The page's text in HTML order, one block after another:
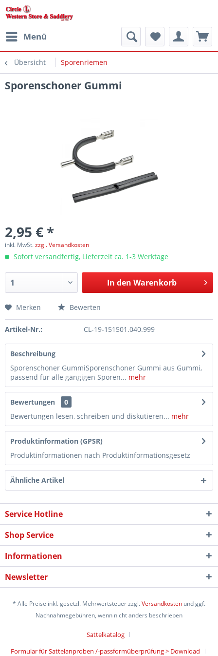
Menü
Übersicht Sporenriemen
Sporenschoner Gummi
2,95 € *
inkl. MwSt.zzgl. Versandkosten
Sofort versandfertig, Lieferzeit ca. 1-3 Werktage
In den Warenkorb
Merken Bewerten
Artikel-Nr.: CL-19-151501.040.999
Beschreibung
Sporenschoner GummiSporenschoner Gummi aus Gummi,
passend für alle gängigen Sporen... mehr
Bewertungen
0
Bewertungen lesen, schreiben und diskutieren... mehr
Produktinformation (GPSR)
Produktinformationen nach Produktinformationsgesetz
Ähnliche Artikel
Service Hotline
Shop Service
Informationen
Newsletter
* Alle Preise inkl. gesetzl. Mehrwertsteuer zzgl.Versandkosten und ggf.
Nachnahmegebühren, wenn nicht anders beschrieben
Sattelkatalog
Formular für Sattelanproben /-passformüberprüfung > Download